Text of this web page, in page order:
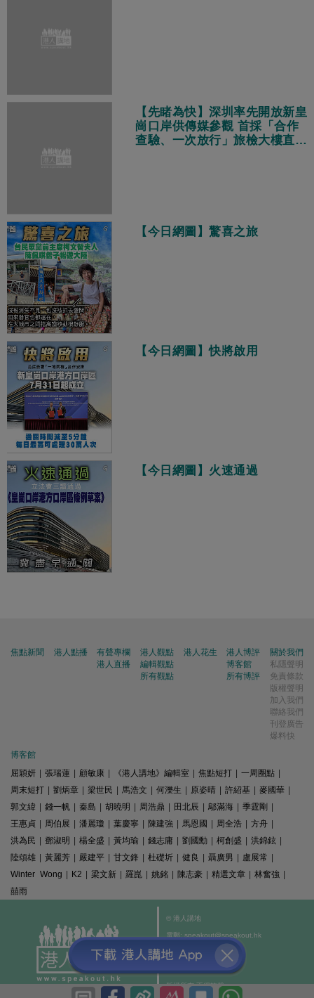
【先睹為快】深圳率先開放新皇
崗口岸供傳媒參觀 首採「合作
查驗、一次放行」旅檢大樓直連
【今日網圖】驚喜之旅
【今日網圖】快將啟用
【今日網圖】火速通過
焦點新聞 港人點播
有聲專欄
港人直播
港人觀點
編輯觀點
所有觀點
港人花生
港人博評
博客館
所有博評
關於我們
私隱聲明
免責條款
版權聲明
加入我們
聯絡我們
刊登廣告
爆料快
博客館
屈穎妍 | 張瑞蓮 | 顧敏康 | 《港人講地》編輯室 | 焦點短打 | 一周圈點 |
周末短打 | 劉炳章 | 梁世民 | 馬浩文 | 何濼生 | 原姿晴 | 許紹基 | 麥國華 |
郭文緯 | 錢一帆 | 秦島 | 胡曉明 | 周浩鼎 | 田北辰 | 鄔滿海 | 季霆剛 |
王惠貞 | 周伯展 | 潘麗瓊 | 葉慶寧 | 陳建強 | 馬恩國 | 周全浩 | 方舟 |
洪為民 | 鄧淑明 | 楊全盛 | 黃均瑜 | 錢志庸 | 劉國勳 | 柯創盛 | 洪錦鉉 |
陸頌雄 | 黃麗芳 | 嚴建平 | 甘文鋒 | 杜礎圻 | 健良 | 聶廣男 | 盧展常 |
Winter Wong | K2 | 梁文新 | 羅崑 | 姚銘 | 陳志豪 | 精選文章 | 林奮強 |
囍雨
© 港人講地
電郵: speakout@speakout.hk
傳真: 85228041301
All rights reserved.
版權所有 不得轉載